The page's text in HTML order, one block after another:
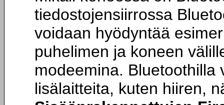
tiedostojensiirrossa
voidaan hyödyntää
puhelimen ja koneen
modeemina. Bluetoothilla
lisälaitteita, kuten hiiren,